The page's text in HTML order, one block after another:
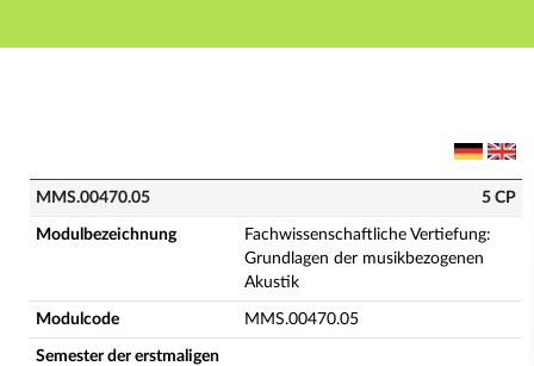
Hauptnavigation
MMS.00470.05 - Fachwissenschaftliche Vertiefung:
MMS.00470.05 5 CP
Modulbezeichnung
Fachwissenschaftliche Vertiefung:
Grundlagen der musikbezogenen
Akustik
Modulcode MMS.00470.05
Semester der erstmaligen